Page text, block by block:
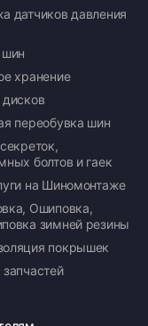
датчиков давления
шин
хранение
переобувка шин
болтов и гаек
на Шиномонтаже
Ошиповка,
зимней резины
покрышек